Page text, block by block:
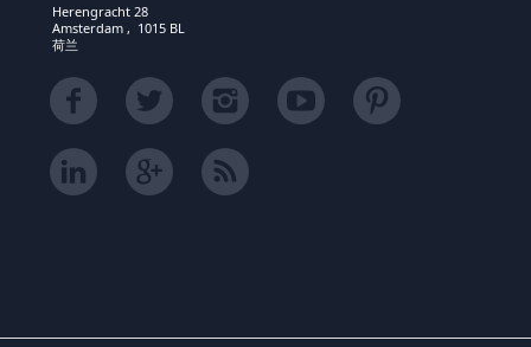
Herengracht 28
Amsterdam , 1015 BL
荷兰